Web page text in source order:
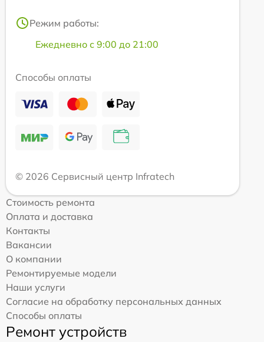
Режим работы:
Ежедневно с 9:00 до 21:00
Способы оплаты
© 2026 Сервисный центр Infratech
Стоимость ремонта
Оплата и доставка
Контакты
Вакансии
О компании
Ремонтируемые модели
Наши услуги
Согласие на обработку персональных данных
Способы оплаты
Ремонт устройств